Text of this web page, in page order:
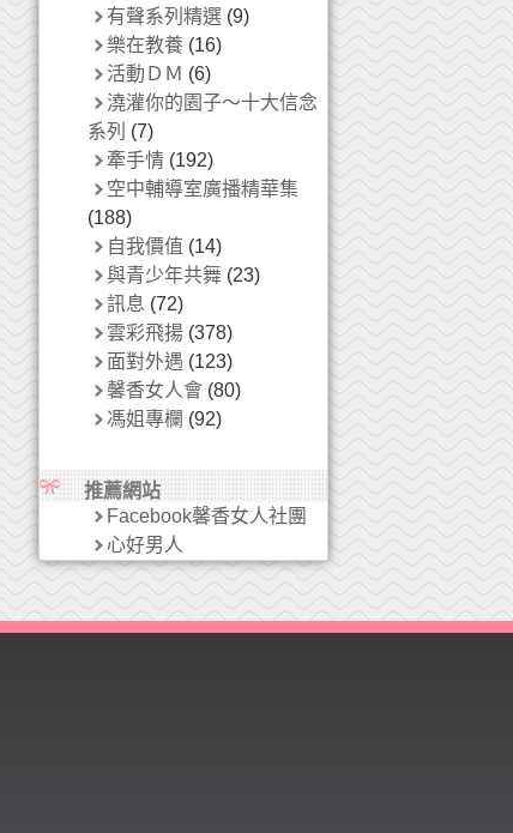
有聲系列精選(9)
樂在教養(16)
活動ＤＭ (6)
澆灌你的園子～十大信念
系列 (7)
牽手情(192)
空中輔導室廣播精華集
(188)
自我價值 (14)
與青少年共舞(23)
訊息 (72)
雲彩飛揚(378)
面對外遇 (123)
馨香女人會(80)
馮姐專欄 (92)
推薦網站
Facebook馨香女人社團
心好男人